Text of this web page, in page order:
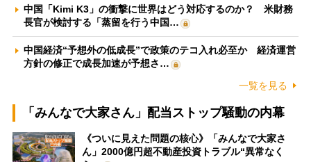
中国「Kimi K3」の衝撃に世界はどう対応するのか？ 米財務
長官が検討する「蒸留を行う中国…
中国経済“予想外の低成長”で政策のテコ入れ必至か 経済運営
方針の修正で成長加速が予想さ…
一覧を見る
「みんなで大家さん」配当ストップ騒動の内幕
《ついに見えた問題の核心》「みんなで大家さ
ん」2000億円超不動産投資トラブル“異常なく